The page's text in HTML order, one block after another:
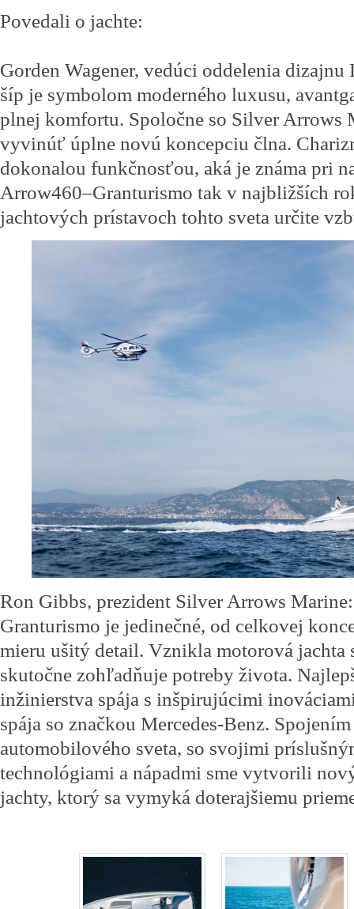
Povedali o jachte:
Gorden Wagener, vedúci oddelenia
šíp je symbolom moderného luxusu,
plnej komfortu. Spoločne so Silver Arrows
vyvinúť úplne novú koncepciu člna.
dokonalou funkčnosťou, aká je známa pri
Arrow460–Granturismo tak v najbližších
jachtových prístavoch tohto sveta určite
Ron Gibbs, prezident Silver Arrows
Granturismo je jedinečné, od celkovej
mieru ušitý detail. Vznikla motorová jachta
skutočne zohľadňuje potreby života.
inžinierstva spája s inšpirujúcimi
spája so značkou Mercedes-Benz.
automobilového sveta, so svojimi
technológiami a nápadmi sme vytvorili
jachty, ktorý sa vymyká doterajšiemu